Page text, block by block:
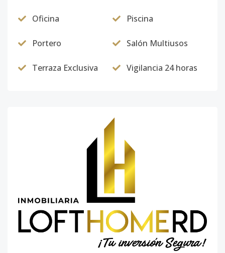
Oficina Piscina
Portero Salón Multiusos
Terraza Exclusiva Vigilancia 24 horas